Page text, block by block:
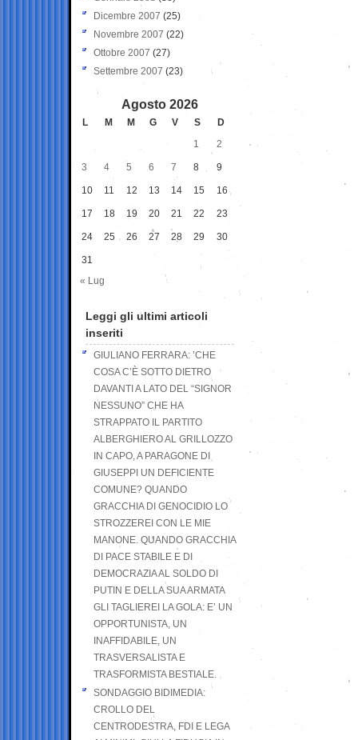
Dicembre 2007 (25)
Novembre 2007 (22)
Ottobre 2007 (27)
Settembre 2007 (23)
Agosto 2026
L M M G V S
D
1
2
3 4 5 6 7 8 9
10 11 12 13 14 15 16
17 18 19 20 21 22 23
24 25 26 27 28 29 30
31
« Lug
Leggi gli ultimi articoli
inseriti
GIULIANO FERRARA: ’CHE
COSA C’È SOTTO DIETRO
DAVANTI A LATO DEL “SIGNOR
NESSUNO” CHE HA
STRAPPATO IL PARTITO
ALBERGHIERO AL GRILLOZZO
IN CAPO, A PARAGONE DI
GIUSEPPI UN DEFICIENTE
COMUNE? QUANDO
GRACCHIA DI GENOCIDIO LO
STROZZEREI CON LE MIE
MANONE. QUANDO GRACCHIA
DI PACE STABILE E DI
DEMOCRAZIA AL SOLDO DI
PUTIN E DELLA SUA ARMATA
GLI TAGLIEREI LA GOLA: E’ UN
OPPORTUNISTA, UN
INAFFIDABILE, UN
TRASVERSALISTA E
TRASFORMISTA BESTIALE.
SONDAGGIO BIDIMEDIA:
CROLLO DEL
CENTRODESTRA, FDI E LEGA